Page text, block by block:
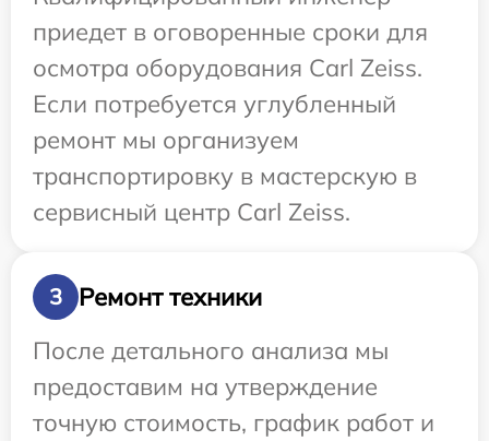
приедет в оговоренные сроки для
осмотра оборудования Carl Zeiss.
Если потребуется углубленный
ремонт мы организуем
транспортировку в мастерскую в
сервисный центр Carl Zeiss.
3
Ремонт техники
После детального анализа мы
предоставим на утверждение
точную стоимость, график работ и